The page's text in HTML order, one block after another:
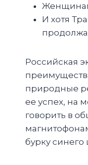
Женщинам
И хотя
Российская
природные
ее успех, на
говорить в
бурку